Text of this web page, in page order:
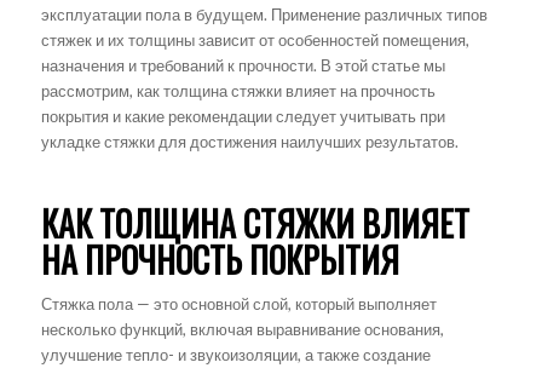
эксплуатации пола в будущем. Применение различных типов
стяжек и их толщины зависит от особенностей помещения,
назначения и требований к прочности. В этой статье мы
рассмотрим, как толщина стяжки влияет на прочность
покрытия и какие рекомендации следует учитывать при
укладке стяжки для достижения наилучших результатов.
КАК ТОЛЩИНА СТЯЖКИ ВЛИЯЕТ
НА ПРОЧНОСТЬ ПОКРЫТИЯ
Стяжка пола — это основной слой, который выполняет
несколько функций, включая выравнивание основания,
улучшение тепло- и звукоизоляции, а также создание